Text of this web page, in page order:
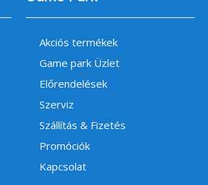
Akciós termékek
Game park Üzlet
Előrendelések
Szerviz
Szállítás & Fizetés
Promóciók
Kapcsolat